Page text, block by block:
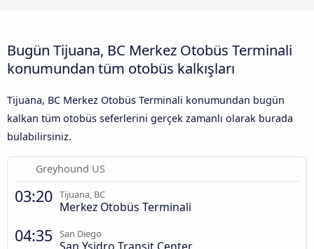
Bugün Tijuana, BC Merkez Otobüs Terminali
konumundan tüm otobüs kalkışları
Tijuana, BC Merkez Otobüs Terminali konumundan bugün
kalkan tüm otobüs seferlerini gerçek zamanlı olarak burada
bulabilirsiniz.
Greyhound US
03:20 Tijuana, BC
Merkez Otobüs Terminali
04:35 San Diego
San Ysidro Transit Center